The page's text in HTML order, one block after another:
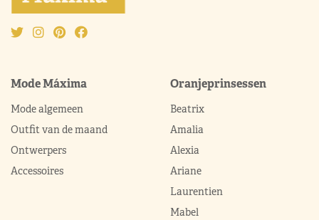
Mode Máxima
Mode algemeen
Outfit van de maand
Ontwerpers
Accessoires
Oranjeprinsessen
Beatrix
Amalia
Alexia
Ariane
Laurentien
Mabel